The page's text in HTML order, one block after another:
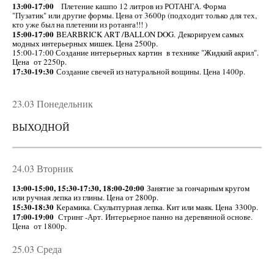
13:00-17:00 Плетение кашпо 12 литров из РОТАНГА. Форма
"Пузатик" или другие формы. Цена от 3600р (подходит только для тех,
кто уже был на плетении из ротанга!!! )
15:00-17:00 BEARBRICK ART /BALLON DOG. Декорируем самых
модных интерьерных мишек. Цена 2500р.
15:00-17:00 Создание интерьерных картин в технике "Жидкий акрил".
Цена от 2250р.
17:30-19:30 Создание свечей из натуральной вощины. Цена 1400р.
23.03 Понедельник
ВЫХОДНОЙ
24.03 Вторник
13:00-15:00, 15:30-17:30, 18:00-20:00 Занятие за гончарным кругом
или ручная лепка из глины. Цена от 2800р.
15:30-18:30 Керамика. Скульптурная лепка. Кит или маяк. Цена 3300р.
17:00-19:00 Стринг -Арт. Интерьерное панно на деревянной основе.
Цена от 1800р.
25.03 Среда